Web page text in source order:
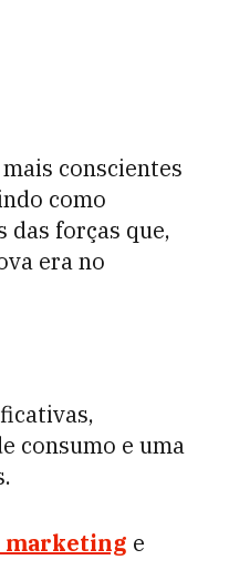
conscientes
como
das forças que,
era no
consumo e uma
marketing e